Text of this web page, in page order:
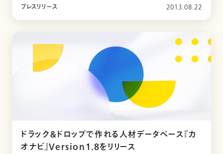
プレスリリース 2013.08.22
ドラック＆ドロップで作れる人材データベース『カ
オナビ』Version1.8をリリース